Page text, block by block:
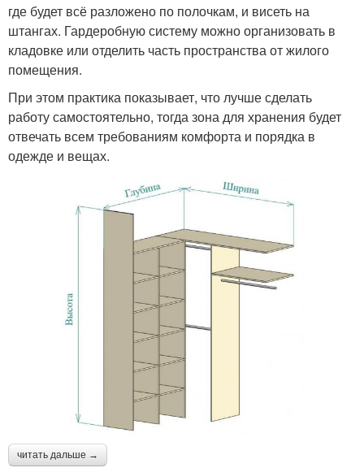
где будет всё разложено по полочкам, и висеть на
штангах. Гардеробную систему можно организовать в
кладовке или отделить часть пространства от жилого
помещения.
При этом практика показывает, что лучше сделать
работу самостоятельно, тогда зона для хранения будет
отвечать всем требованиям комфорта и порядка в
одежде и вещах.
читать дальше →